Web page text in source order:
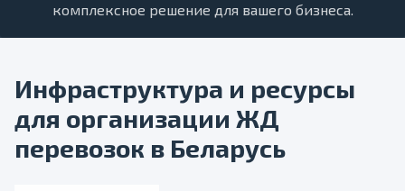
комплексное решение для вашего бизнеса.
Инфраструктура и ресурсы
для организации ЖД
перевозок в Беларусь